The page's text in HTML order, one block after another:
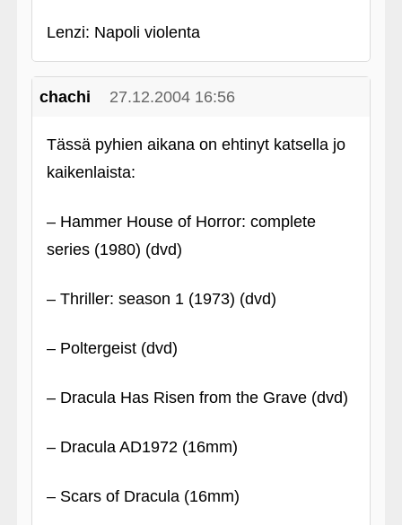
Lenzi: Napoli violenta
chachi 27.12.2004 16:56
Tässä pyhien aikana on ehtinyt katsella jo
kaikenlaista:
– Hammer House of Horror: complete
series (1980) (dvd)
– Thriller: season 1 (1973) (dvd)
– Poltergeist (dvd)
– Dracula Has Risen from the Grave (dvd)
– Dracula AD1972 (16mm)
– Scars of Dracula (16mm)